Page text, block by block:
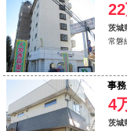
茨城
常磐
事
4
茨城